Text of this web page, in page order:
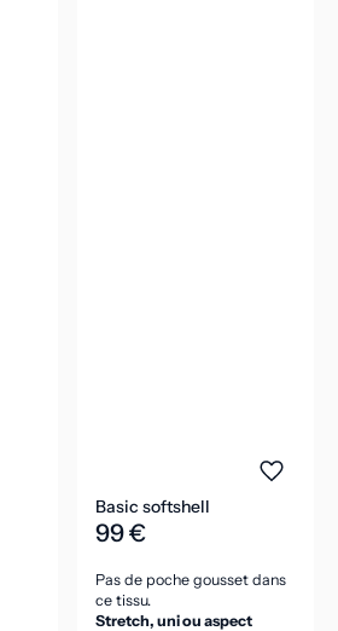
Basic softshell
99 €
Pas de poche gousset dans
ce tissu.
Stretch, uni ou aspect